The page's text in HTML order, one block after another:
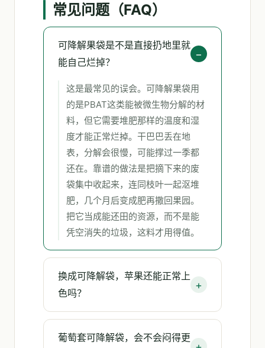
常见问题（FAQ）
可降解果袋是不是直接扔地里就
能自己烂掉？
这是最常见的误会。可降解果袋用
的是PBAT这类能被微生物分解的材
料，但它需要堆肥那样的温度和湿
度才能正常烂掉。干巴巴丢在地
表，分解会很慢，可能撑过一季都
还在。靠谱的做法是把摘下来的废
袋集中收起来，连同枝叶一起沤堆
肥，几个月后变成肥再撒回果园。
把它当成能还田的资源，而不是能
凭空消失的垃圾，这料才用得值。
换成可降解袋，苹果还能正常上
色吗？
葡萄套可降解袋，会不会闷得更